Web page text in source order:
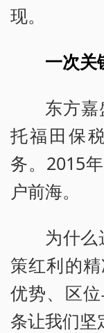
现。
一次关
东方
托福田保
务。2015
户前海。
为什么
策红利的
优势、区
条让我们坚